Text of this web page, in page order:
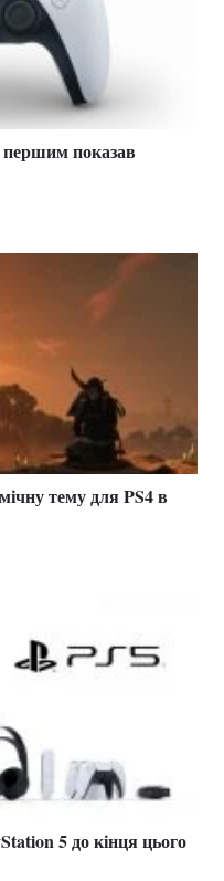
першим показав
тему для PS4 в
5 до кінця цього